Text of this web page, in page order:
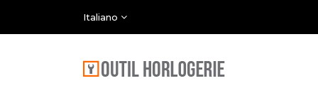
Italiano